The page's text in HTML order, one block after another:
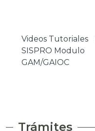
Sistema de
Activos Fijos y
Almancenes -
Trámites